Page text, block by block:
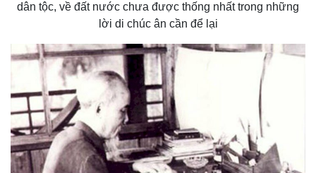
dân tộc, về đất nước chưa được thống nhất trong những
lời di chúc ân cần để lại